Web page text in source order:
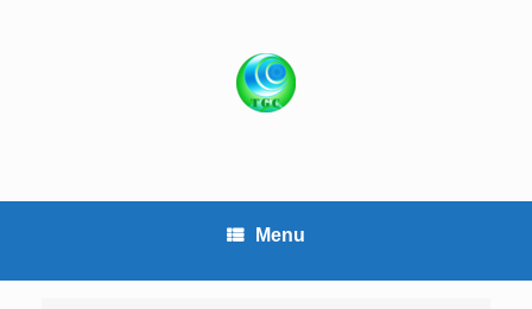
Menu